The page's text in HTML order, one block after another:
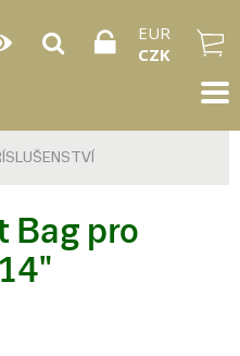
EUR
CZK
Bag pro